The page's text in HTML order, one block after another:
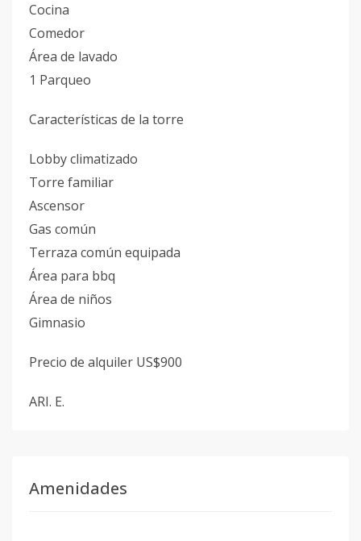
Cocina
Comedor
Área de lavado
1 Parqueo
Características de la torre
Lobby climatizado
Torre familiar
Ascensor
Gas común
Terraza común equipada
Área para bbq
Área de niños
Gimnasio
Precio de alquiler US$900
ARI. E.
Amenidades